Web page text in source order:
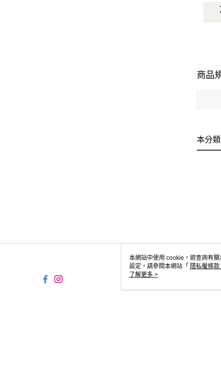
商品
本分
本網站中使用 cookie，欲查詢有
設定，請參閱本網站「 隱私權條款
使用 cookie。
了解更多 >